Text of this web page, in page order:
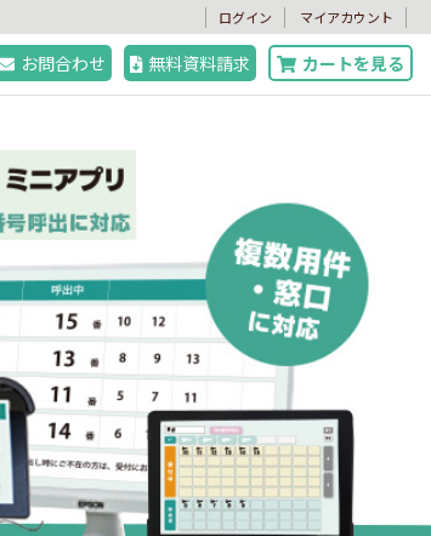
ログイン マイアカウント
お問合わせ 無料資料請求 カートを見る